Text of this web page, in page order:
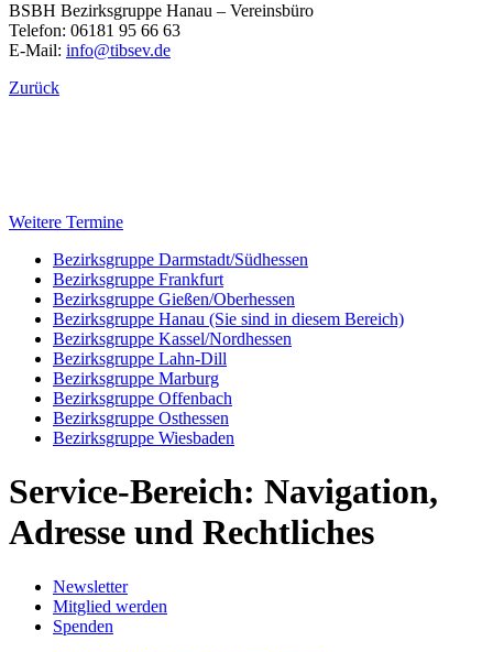
BSBH Bezirksgruppe Hanau – Vereinsbüro
Telefon: 06181 95 66 63
E-Mail: info@tibsev.de
Zurück
Weitere Termine
Bezirksgruppe Darmstadt/Südhessen
Bezirksgruppe Frankfurt
Bezirksgruppe Gießen/Oberhessen
Bezirksgruppe Hanau (Sie sind in diesem Bereich)
Bezirksgruppe Kassel/Nordhessen
Bezirksgruppe Lahn-Dill
Bezirksgruppe Marburg
Bezirksgruppe Offenbach
Bezirksgruppe Osthessen
Bezirksgruppe Wiesbaden
Service-Bereich: Navigation,
Adresse und Rechtliches
Newsletter
Mitglied werden
Spenden